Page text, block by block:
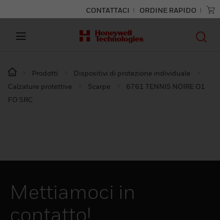
CONTATTACI ORDINE RAPIDO
Prodotti
Dispositivi di protezione individuale
Calzature protettive
Scarpe
6761 TENNIS NOIRE O1
FO SRC
Mettiamoci in
contatto!